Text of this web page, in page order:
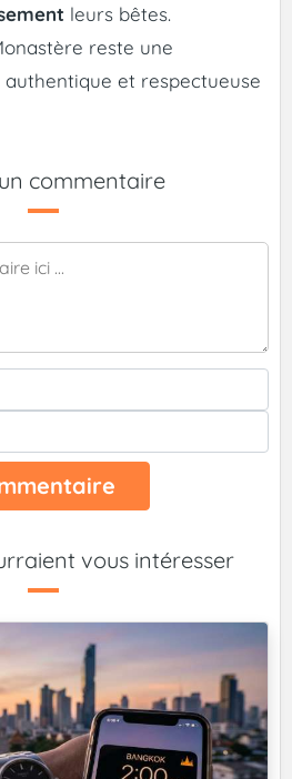
leurs bêtes.
reste une
et respectueuse
commentaire
vous intéresser